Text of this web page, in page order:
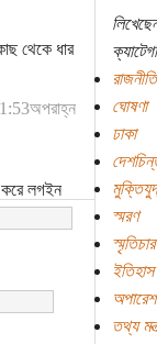
থেকে ধার
লগইন
রাজনীতি
ঘোষণা
ঢাকা
স্মরণ
ইতিহাস
তথ্য